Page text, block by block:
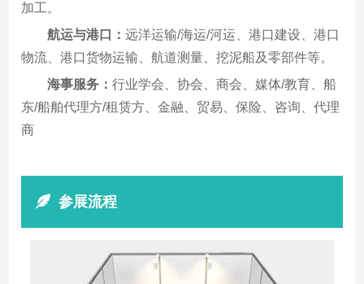
加工。
航运与港口：远洋运输/海运/河运、港口建设、港口
物流、港口货物运输、航道测量、挖泥船及零部件等。
海事服务：行业学会、协会、商会、媒体/教育、船
东/船舶代理方/租赁方、金融、贸易、保险、咨询、代理
商
参展流程